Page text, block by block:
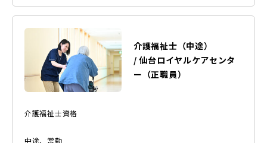
介護福祉士（中途）
/仙台ロイヤルケアセンタ
ー （正職員）
介護福祉士資格
中途、 常勤